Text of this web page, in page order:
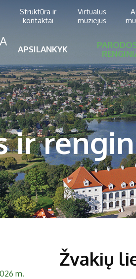
Struktūra ir
kontaktai
Virtualus
muziejus
APSILANKYK
ir
m.
Žvakių